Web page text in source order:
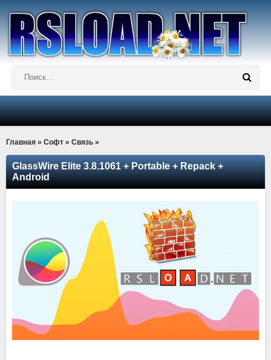
Главная » Софт » Связь »
GlassWire Elite 3.8.1061 + Portable + Repack +
Android